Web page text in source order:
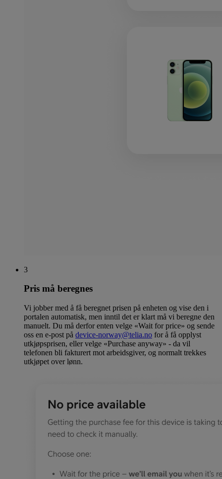
3
Pris må beregnes
Vi jobber med å få beregnet prisen på enheten og vise den i
portalen automatisk, men inntil det er klart må vi beregne den
manuelt. Du må derfor enten velge «Wait for price» og sende
oss en e-post på device-norway@telia.no for å få opplyst
utkjøpsprisen, eller velge «Purchase anyway» - da vil
telefonen bli fakturert mot arbeidsgiver, og normalt trekkes
utkjøpet over lønn.